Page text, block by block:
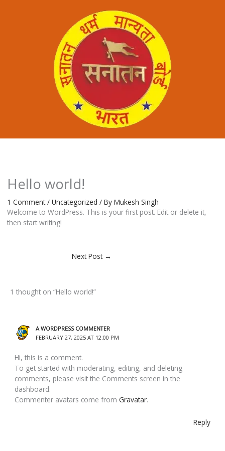
Hello world!
1 Comment / Uncategorized / By Mukesh Singh
Welcome to WordPress. This is your first post. Edit or delete it,
then start writing!
Next Post →
1 thought on “Hello world!”
A WORDPRESS COMMENTER
FEBRUARY 27, 2025 AT 12:00 PM
Hi, this is a comment.
To get started with moderating, editing, and deleting
comments, please visit the Comments screen in the
dashboard.
Commenter avatars come fromGravatar.
Reply